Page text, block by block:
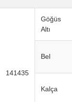
141435
Göğüs
Altı
Bel
Kalça